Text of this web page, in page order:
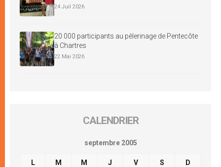
24 Juil 2026
20 000 participants au pèlerinage de Pentecôte
à Chartres
22 Mai 2026
CALENDRIER
septembre 2005
L M M J V S D